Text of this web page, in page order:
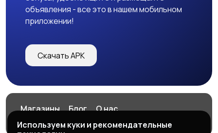
объявления - все это в нашем мобильном
приложении!
Скачать APK
Магазины Блог
О нас
Служба поддержки
Используем куки и рекомендательные